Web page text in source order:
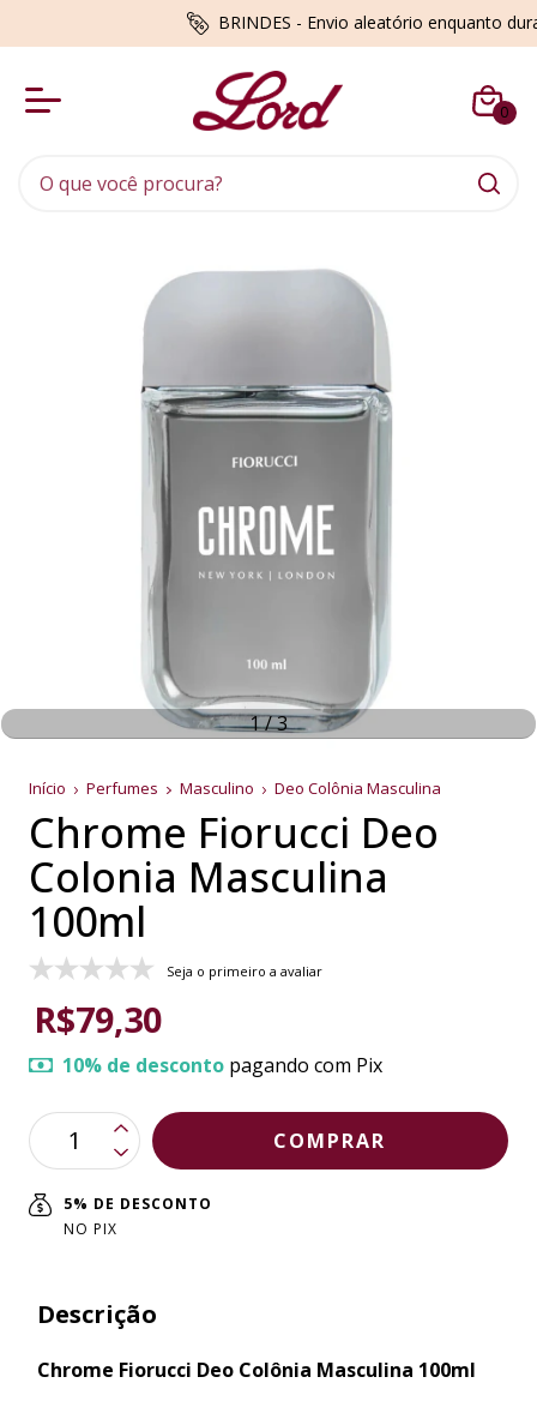
BRINDES - Envio aleatório enquanto
0
1/3
Início Perfumes Masculino Deo Colônia Masculina
Chrome Fiorucci Deo
Colonia Masculina
100ml
Seja o primeiro a avaliar
R$79,30
10% de desconto pagando com Pix
5% DE DESCONTO
NO PIX
Descrição
Chrome Fiorucci Deo Colônia Masculina 100ml